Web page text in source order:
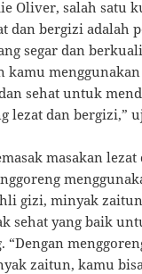
Oliver, salah satu
dan bergizi adalah
segar dan
kamu
sehat untuk
lezat dan bergizi,”
masakan
gizi, minyak zaitun
sehat yang baik
“Dengan
zaitun, kamu